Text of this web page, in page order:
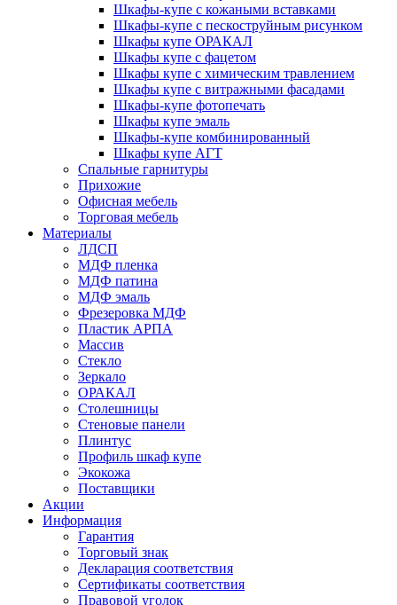
Шкафы-купе с кожаными вставками
Шкафы-купе с пескоструйным рисунком
Шкафы купе ОРАКАЛ
Шкафы купе с фацетом
Шкафы купе с химическим травлением
Шкафы купе с витражными фасадами
Шкафы-купе фотопечать
Шкафы купе эмаль
Шкафы-купе комбинированный
Шкафы купе АГТ
Спальные гарнитуры
Прихожие
Офисная мебель
Торговая мебель
Материалы
ЛДСП
МДФ пленка
МДФ патина
МДФ эмаль
Фрезеровка МДФ
Пластик АРПА
Массив
Стекло
Зеркало
ОРАКАЛ
Столешницы
Стеновые панели
Плинтус
Профиль шкаф купе
Экокожа
Поставщики
Акции
Информация
Гарантия
Торговый знак
Декларация соответствия
Сертификаты соответствия
Правовой уголок